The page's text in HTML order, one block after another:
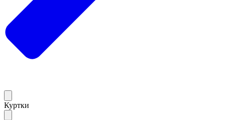
Куртки